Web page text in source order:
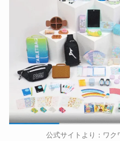
公式サイトより：ワク